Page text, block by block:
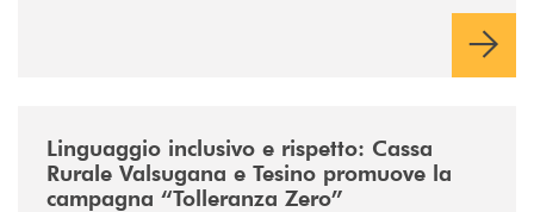
Linguaggio inclusivo e rispetto: Cassa
Rurale Valsugana e Tesino promuove la
campagna “Tolleranza Zero”